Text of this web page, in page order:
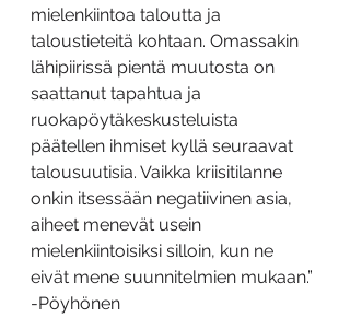
mielenkiintoa taloutta ja
taloustieteitä kohtaan. Omassakin
lähipiirissä pientä muutosta on
saattanut tapahtua ja
ruokapöytäkeskusteluista
päätellen ihmiset kyllä seuraavat
talousuutisia. Vaikka kriisitilanne
onkin itsessään negatiivinen asia,
aiheet menevät usein
mielenkiintoisiksi silloin, kun ne
eivät mene suunnitelmien mukaan.”
-Pöyhönen